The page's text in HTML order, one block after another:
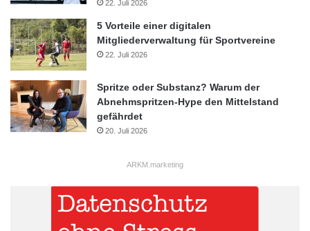
22. Juli 2026
5 Vorteile einer digitalen
Mitgliederverwaltung für Sportvereine
22. Juli 2026
Spritze oder Substanz? Warum der
Abnehmspritzen-Hype den Mittelstand
gefährdet
20. Juli 2026
ARKM.marketing